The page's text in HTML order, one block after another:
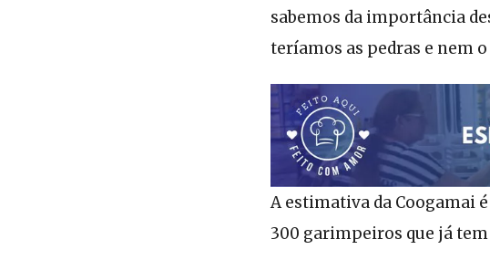
sabemos da importância
teríamos as pedras e nem
A estimativa da Coogamai
300 garimpeiros que já